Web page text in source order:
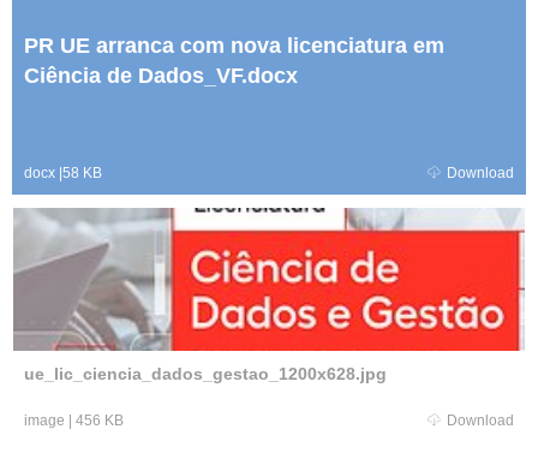
PR UE arranca com nova licenciatura em
Ciência de Dados_VF.docx
docx 58 KB Download
ue_lic_ciencia_dados_gestao_1200x628.jpg
image 456 KB Download